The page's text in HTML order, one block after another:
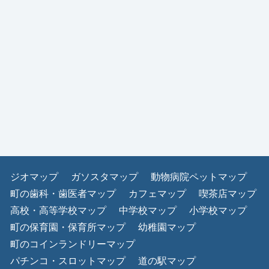
ジオマップ ガソスタマップ
動物病院ペットマップ
町の歯科・歯医者マップ
カフェマップ
喫茶店マップ
高校・高等学校マップ
中学校マップ
小学校マップ
町の保育園・保育所マップ
幼稚園マップ
町のコインランドリーマップ
パチンコ・スロットマップ
道の駅マップ